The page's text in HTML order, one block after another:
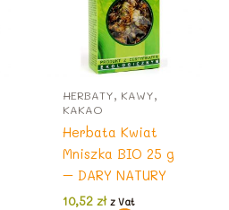
HERBATY, KAWY,
KAKAO
Herbata Kwiat
Mniszka BIO 25 g
– DARY NATURY
10,52 zł z Vat